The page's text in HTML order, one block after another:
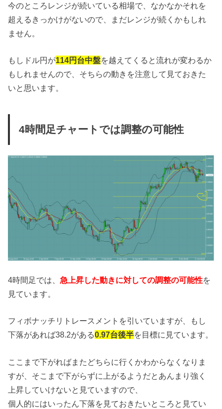
今のところレンジが続いている相場で、なかなかそれを
超えるきっかけがないので、まだレンジが続くかもしれ
ません。
もしドル円が114円台中盤を越えてくると流れが変わるか
もしれませんので、そちらの動きを注意して見ておきた
いと思います。
4時間足チャートでは調整の可能性
4時間足では、急上昇した動きに対しての調整の可能性を
見ています。
フィボナッチリトレースメントを引いていますが、もし
下落があれば38.2がある0.97台後半を目標に見ています。
ここまで下がればまたどちらに行くかわからなくなりま
すが、そこまで下がらずに上がるようだとあんまり強く
上昇していけないと見ていますので、
個人的にはいったん下落を見ておきたいところと見てい